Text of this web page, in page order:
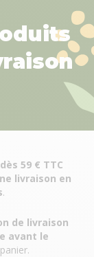
59 € TTC
livraison en
.
de livraison
avant le